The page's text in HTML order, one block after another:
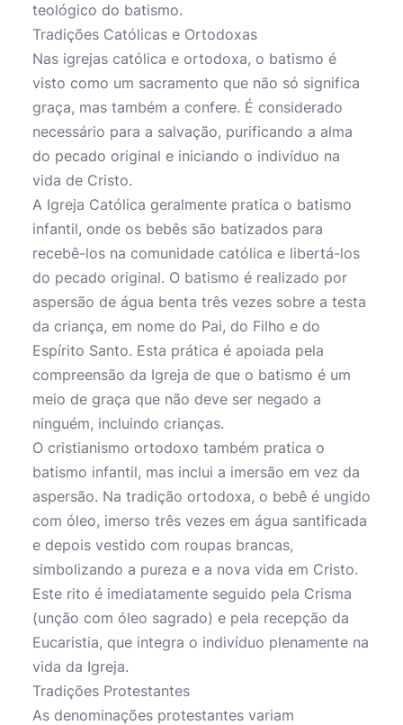
teológico do batismo.
Tradições Católicas e Ortodoxas
Nas igrejas católica e ortodoxa, o batismo é
visto como um sacramento que não só significa
graça, mas também a confere. É considerado
necessário para a salvação, purificando a alma
do pecado original e iniciando o indivíduo na
vida de Cristo.
A Igreja Católica geralmente pratica o batismo
infantil, onde os bebês são batizados para
recebê-los na comunidade católica e libertá-los
do pecado original. O batismo é realizado por
aspersão de água benta três vezes sobre a testa
da criança, em nome do Pai, do Filho e do
Espírito Santo. Esta prática é apoiada pela
compreensão da Igreja de que o batismo é um
meio de graça que não deve ser negado a
ninguém, incluindo crianças.
O cristianismo ortodoxo também pratica o
batismo infantil, mas inclui a imersão em vez da
aspersão. Na tradição ortodoxa, o bebê é ungido
com óleo, imerso três vezes em água santificada
e depois vestido com roupas brancas,
simbolizando a pureza e a nova vida em Cristo.
Este rito é imediatamente seguido pela Crisma
(unção com óleo sagrado) e pela recepção da
Eucaristia, que integra o indivíduo plenamente na
vida da Igreja.
Tradições Protestantes
As denominações protestantes variam